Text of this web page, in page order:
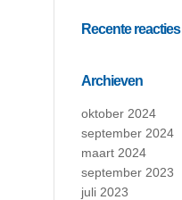
Recente reacties
Archieven
oktober 2024
september 2024
maart 2024
september 2023
juli 2023